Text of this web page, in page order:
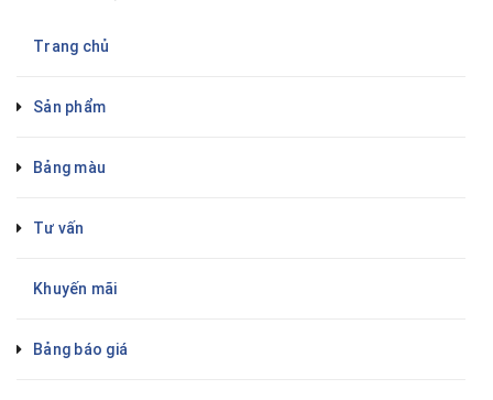
Trang chủ
Sản phẩm
Bảng màu
Tư vấn
Khuyến mãi
Bảng báo giá